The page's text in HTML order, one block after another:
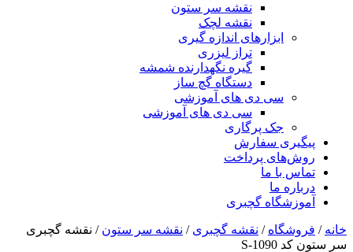
نقشه سر ستون
نقشه لچک
ابزارهای اندازه گیری
تراز لیزری
گیره نگهدارنده شمشه
دستگاه گچ ساز
سی دی های آموزشی
سی دی های آموزشی
جک پرگاری
پیگیری سفارش
روش‌های پرداخت
تماس با ما
درباره ما
آموزشگاه گچبری
خانه / فروشگاه / نقشه گچبری / نقشه سر ستون / نقشه گچبری
سر ستون کد S-1090